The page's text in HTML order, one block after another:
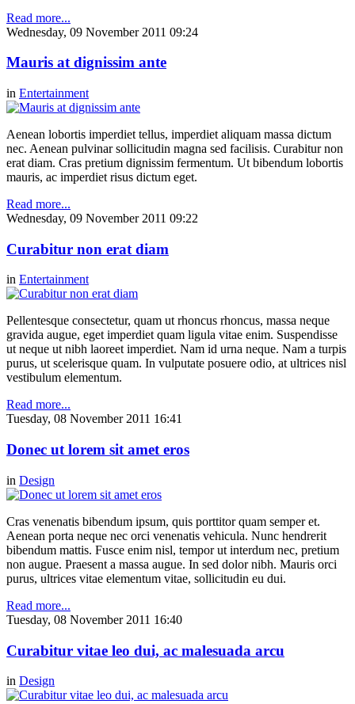
Read more...
Wednesday, 09 November 2011 09:24
Mauris at dignissim ante
in Entertainment
Aenean lobortis imperdiet tellus, imperdiet aliquam massa dictum
nec. Aenean pulvinar sollicitudin magna sed facilisis. Curabitur non
erat diam. Cras pretium dignissim fermentum. Ut bibendum lobortis
mauris, ac imperdiet risus dictum eget.
Read more...
Wednesday, 09 November 2011 09:22
Curabitur non erat diam
in Entertainment
Pellentesque consectetur, quam ut rhoncus rhoncus, massa neque
gravida augue, eget imperdiet quam ligula vitae enim. Suspendisse
ut neque ut nibh laoreet imperdiet. Nam id urna neque. Nam a turpis
purus, ut scelerisque quam. In vulputate posuere odio, at ultrices nisl
vestibulum elementum.
Read more...
Tuesday, 08 November 2011 16:41
Donec ut lorem sit amet eros
in Design
Cras venenatis bibendum ipsum, quis porttitor quam semper et.
Aenean porta neque nec orci venenatis vehicula. Nunc hendrerit
bibendum mattis. Fusce enim nisl, tempor ut interdum nec, pretium
non augue. Praesent a massa augue. In sed dolor nibh. Mauris orci
purus, ultrices vitae elementum vitae, sollicitudin eu dui.
Read more...
Tuesday, 08 November 2011 16:40
Curabitur vitae leo dui, ac malesuada arcu
in Design